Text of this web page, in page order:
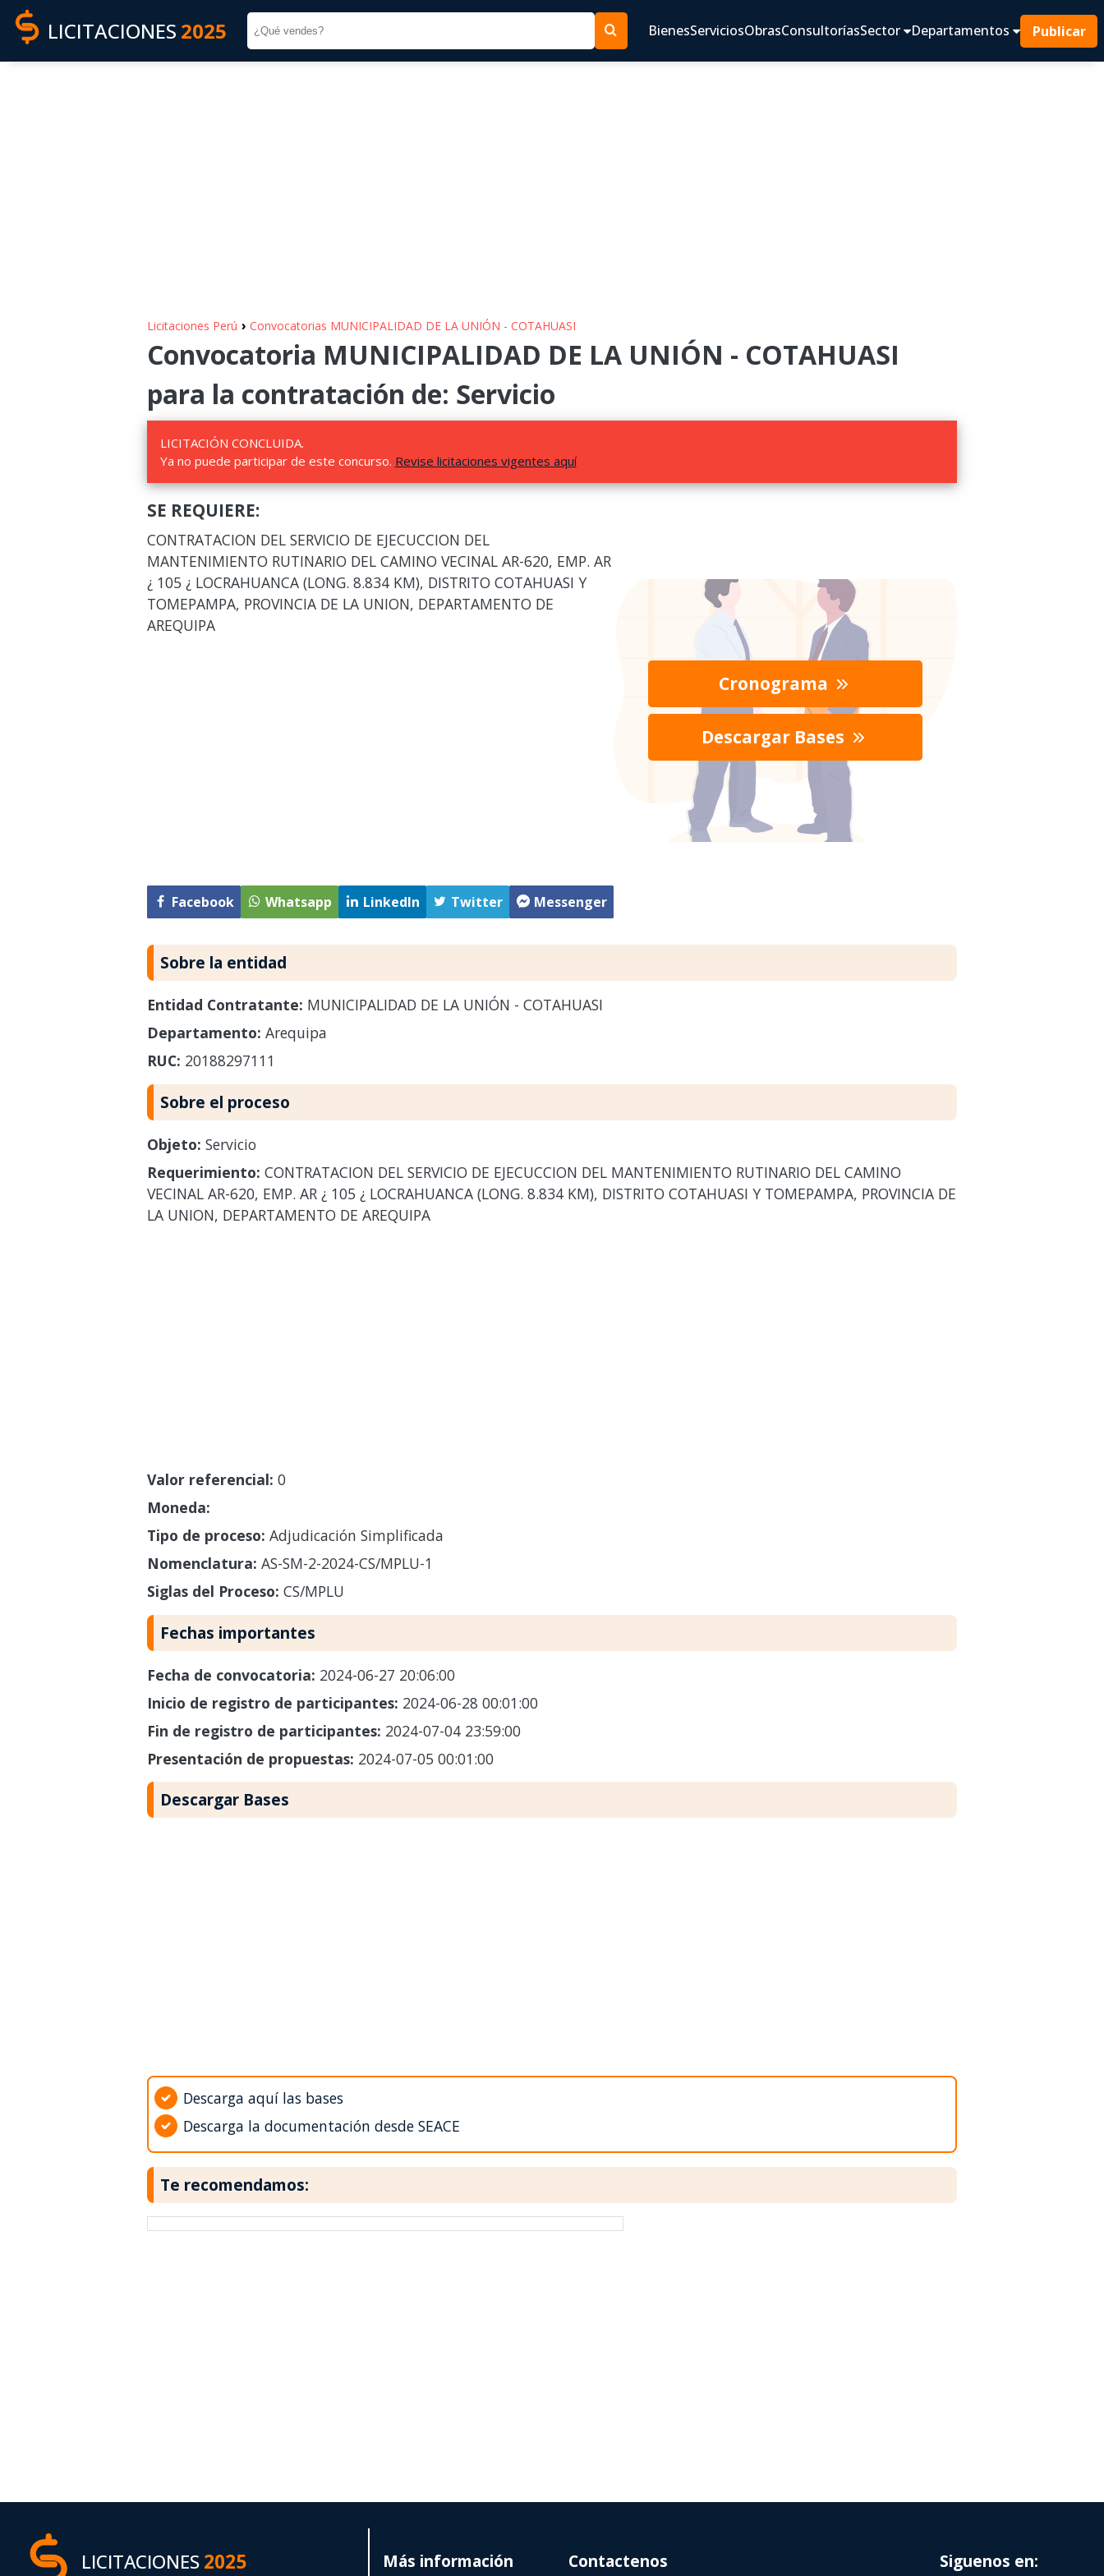
LICITACIONES 2025 BienesServiciosObrasConsultoríasSector Departamentos Publicar
Licitaciones Perú › Convocatorias MUNICIPALIDAD DE LA UNIÓN - COTAHUASI
Convocatoria MUNICIPALIDAD DE LA UNIÓN - COTAHUASI
para la contratación de: Servicio
LICITACIÓN CONCLUIDA.
Ya no puede participar de este concurso. Revise licitaciones vigentes aquí
SE REQUIERE:
CONTRATACION DEL SERVICIO DE EJECUCCION DEL
MANTENIMIENTO RUTINARIO DEL CAMINO VECINAL AR-620, EMP. AR
¿ 105 ¿ LOCRAHUANCA (LONG. 8.834 KM), DISTRITO COTAHUASI Y
TOMEPAMPA, PROVINCIA DE LA UNION, DEPARTAMENTO DE
AREQUIPA
Facebook Whatsapp LinkedIn Twitter Messenger
Cronograma
Descargar Bases
Sobre la entidad
Entidad Contratante: MUNICIPALIDAD DE LA UNIÓN - COTAHUASI
Departamento: Arequipa
RUC: 20188297111
Sobre el proceso
Objeto: Servicio
Requerimiento: CONTRATACION DEL SERVICIO DE EJECUCCION DEL MANTENIMIENTO RUTINARIO DEL CAMINO
VECINAL AR-620, EMP. AR ¿ 105 ¿ LOCRAHUANCA (LONG. 8.834 KM), DISTRITO COTAHUASI Y TOMEPAMPA, PROVINCIA DE
LA UNION, DEPARTAMENTO DE AREQUIPA
Valor referencial: 0
Moneda:
Tipo de proceso: Adjudicación Simplificada
Nomenclatura: AS-SM-2-2024-CS/MPLU-1
Siglas del Proceso: CS/MPLU
Fechas importantes
Fecha de convocatoria: 2024-06-27 20:06:00
Inicio de registro de participantes: 2024-06-28 00:01:00
Fin de registro de participantes: 2024-07-04 23:59:00
Presentación de propuestas: 2024-07-05 00:01:00
Descargar Bases
Descarga aquí las bases
Descarga la documentación desde SEACE
Te recomendamos:
LICITACIONES2025 Más información Contactenos Siguenos en: